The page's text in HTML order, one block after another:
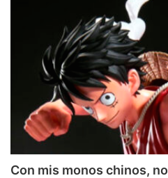
Con mis monos chinos, no